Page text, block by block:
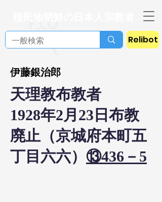
Relibot
伊藤銀治郎
天理教布教者
1928年2月23日布教
廃止（京城府本町五
丁目六六） ⑬436－5